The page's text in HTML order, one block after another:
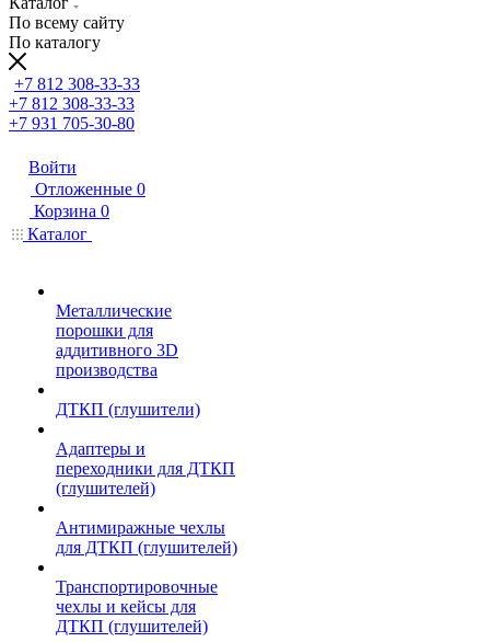
По всему сайту
По каталогу
+7 812 308-33-33
+7 812 308-33-33
+7 931 705-30-80
Войти
Отложенные 0
Корзина 0
Каталог
Металлические
порошки для
аддитивного 3D
производства
ДТКП (глушители)
Адаптеры и
переходники для ДТКП
(глушителей)
Антимиражные чехлы
для ДТКП (глушителей)
Транспортировочные
чехлы и кейсы для
ДТКП (глушителей)